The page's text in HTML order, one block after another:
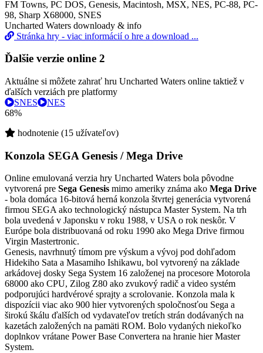
FM Towns, PC DOS, Genesis, Macintosh, MSX, NES, PC-88, PC-
98, Sharp X68000, SNES
Uncharted Waters downloady & info
Stránka hry - viac informácií o hre a download ...
Ďalšie verzie online 2
Aktuálne si môžete zahrať hru Uncharted Waters online taktiež v
ďalších verziách pre platformy
SNES
NES
68%
hodnotenie (15 užívateľov)
Konzola SEGA Genesis / Mega Drive
Online emulovaná verzia hry Uncharted Waters bola pôvodne
vytvorená pre Sega Genesis mimo ameriky známa ako Mega Drive
- bola domáca 16-bitová herná konzola štvrtej generácia vytvorená
firmou SEGA ako technologický nástupca Master System. Na trh
bola uvedená v Japonsku v roku 1988, v USA o rok neskôr. V
Európe bola distribuovaná od roku 1990 ako Mega Drive firmou
Virgin Mastertronic.
Genesis, navrhnutý tímom pre výskum a vývoj pod dohľadom
Hidekiho Sata a Masamiho Ishikawu, bol vytvorený na základe
arkádovej dosky Sega System 16 založenej na procesore Motorola
68000 ako CPU, Zilog Z80 ako zvukový radič a video systém
podporujúci hardvérové sprajty a scrolovanie. Konzola mala k
dispozícii viac ako 900 hier vytvorených spoločnosťou Sega a
širokú škálu ďalších od vydavateľov tretích strán dodávaných na
kazetách založených na pamäti ROM. Bolo vydaných niekoľko
doplnkov vrátane Power Base Convertera na hranie hier Master
System.